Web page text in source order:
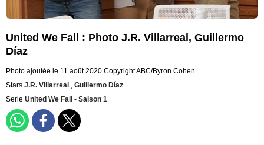
United We Fall : Photo J.R. Villarreal, Guillermo
Díaz
Photo ajoutée le 11 août 2020 Copyright ABC/Byron Cohen
Stars J.R. Villarreal , Guillermo Díaz
Serie United We Fall - Saison 1